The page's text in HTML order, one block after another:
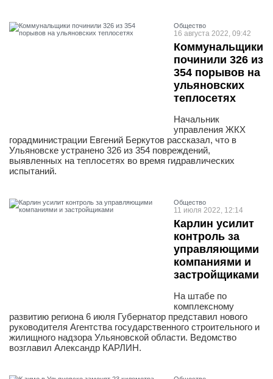
Общество
16 августа 2022, 09:42
Коммунальщики
починили 326 из
354 порывов на
ульяновских
теплосетях
Начальник
управления ЖКХ
горадминистрации Евгений Беркутов рассказал, что в
Ульяновске устранено 326 из 354 повреждений,
выявленных на теплосетях во время гидравлических
испытаний.
Общество
11 июля 2022, 12:14
Карлин усилит
контроль за
управляющими
компаниями и
застройщиками
На штабе по
комплексному
развитию региона 6 июля Губернатор представил нового
руководителя Агентства государственного строительного и
жилищного надзора Ульяновской области. Ведомство
возглавил Александр КАРЛИН.